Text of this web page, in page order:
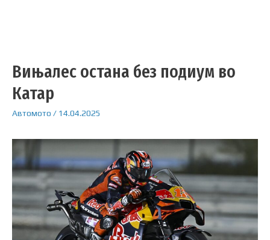
Вињалес остана без подиум во
Катар
Автомото / 14.04.2025